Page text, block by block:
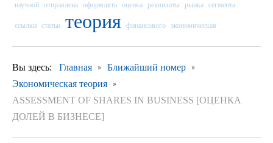
научной отправлена оформлять оценка реквизиты рынка сегмента
ссылки статьи теория финансового экономическая
Вы здесь: Главная
Ближайший номер
Экономическая теория
ASSESSMENT OF SHARES IN BUSINESS [ОЦЕНКА
ДОЛЕЙ В БИЗНЕСЕ]